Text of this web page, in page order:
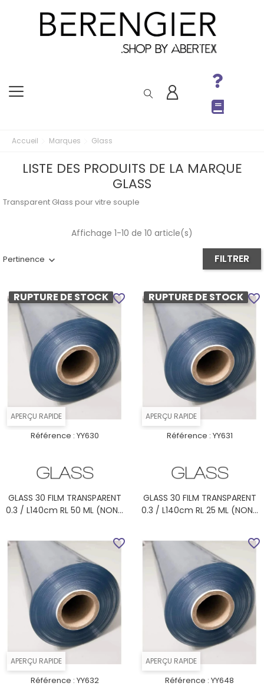
Accueil Marques Glass
LISTE DES PRODUITS DE LA MARQUE
GLASS
Transparent Glass pour vitre souple
Pertinence FILTRER
Affichage 1-10 de 10 article(s)
APERÇU RAPIDE
RUPTURE DE STOCK
Référence : YY630
GLASS 30 FILM TRANSPARENT
0.3 / L140cm RL 50 ML (NON...
favorite_border
APERÇU RAPIDE
RUPTURE DE STOCK
Référence : YY631
GLASS 30 FILM TRANSPARENT
0.3 / L140cm RL 25 ML (NON...
favorite_border
APERÇU RAPIDE
Référence : YY632
favorite_border
APERÇU RAPIDE
Référence : YY648
favorite_border